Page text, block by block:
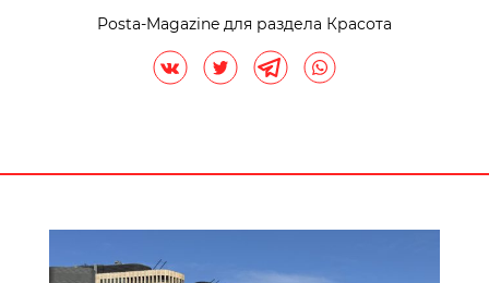
Posta-Magazine для раздела Красота